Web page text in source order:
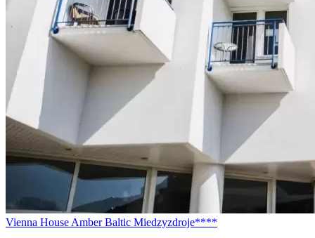
Vienna House Amber Baltic Miedzyzdroje****